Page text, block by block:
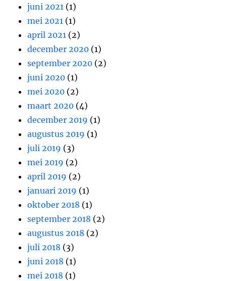
juni 2021 (1)
mei 2021 (1)
april 2021 (2)
december 2020 (1)
september 2020 (2)
juni 2020 (1)
mei 2020 (2)
maart 2020 (4)
december 2019 (1)
augustus 2019 (1)
juli 2019 (3)
mei 2019 (2)
april 2019 (2)
januari 2019 (1)
oktober 2018 (1)
september 2018 (2)
augustus 2018 (2)
juli 2018 (3)
juni 2018 (1)
mei 2018 (1)